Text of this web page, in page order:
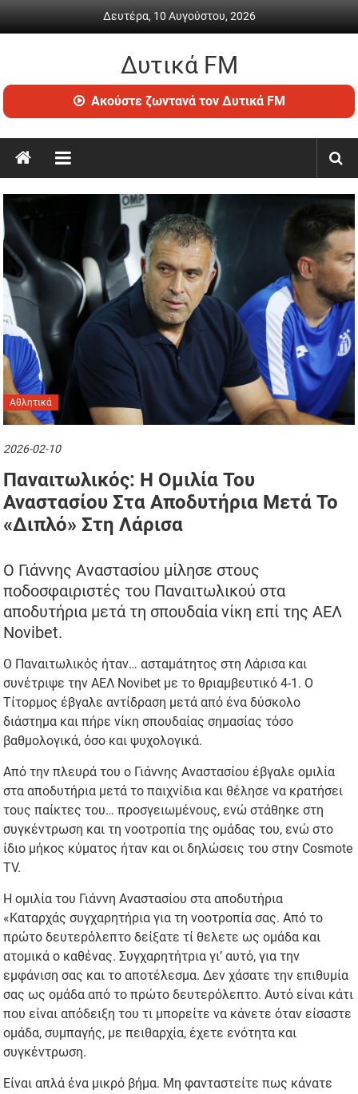
Δευτέρα, 10 Αυγούστου, 2026
Δυτικά FM
Ραδιόφωνο
•
ενημέρωση
Ακούστε ζωντανά τον Δυτικά FM
Αθλητικά
2026-02-10
Παναιτωλικός: Η Ομιλία Του
Αναστασίου Στα Αποδυτήρια Μετά Το
«διπλό» Στη Λάρισα
O Γιάννης Αναστασίου μίλησε στους
ποδοσφαιριστές του Παναιτωλικού στα
αποδυτήρια μετά τη σπουδαία νίκη επί της ΑΕΛ
Novibet.
Ο Παναιτωλικός ήταν… ασταμάτητος στη Λάρισα και
συνέτριψε την ΑΕΛ Novibet με το θριαμβευτικό 4-1. Ο
Τίτορμος έβγαλε αντίδραση μετά από ένα δύσκολο
διάστημα και πήρε νίκη σπουδαίας σημασίας τόσο
βαθμολογικά, όσο και ψυχολογικά.
Από την πλευρά του ο Γιάννης Αναστασίου έβγαλε ομιλία
στα αποδυτήρια μετά το παιχνίδια και θέλησε να κρατήσει
τους παίκτες του… προσγειωμένους, ενώ στάθηκε στη
συγκέντρωση και τη νοοτροπία της ομάδας του, ενώ στο
ίδιο μήκος κύματος ήταν και οι δηλώσεις του στην Cosmote
TV.
Η ομιλία του Γιάννη Αναστασίου στα αποδυτήρια
«Καταρχάς συγχαρητήρια για τη νοοτροπία σας. Από το
πρώτο δευτερόλεπτο δείξατε τί θελετε ως ομάδα και
ατομικά ο καθένας. Συγχαρητήτρια γι’ αυτό, για την
εμφάνιση σας και το αποτέλεσμα. Δεν χάσατε την επιθυμία
σας ως ομάδα από το πρώτο δευτερόλεπτο. Αυτό είναι κάτι
που είναι απόδειξη του τι μπορείτε να κάνετε όταν είσαστε
ομάδα, συμπαγής, με πειθαρχία, έχετε ενότητα και
συγκέντρωση.
Είναι απλά ένα μικρό βήμα. Μη φανταστείτε πως κάνατε